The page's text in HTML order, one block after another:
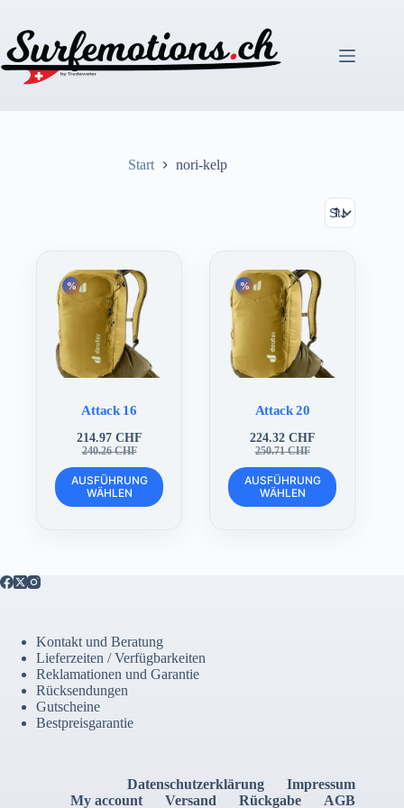
springen
Start nori-kelp
Attack 16
240.26CHF
Ursprünglicher
Preis
war:
240.26 CHF
214.97 CHF
Aktueller
Preis
ist:
214.97 CHF.
AUSFÜHRUNG
WÄHLEN
Dieses
Produkt
weist
der
Produktseite
gewählt
werden
Attack 20
250.71CHF
Ursprünglicher
Preis
war:
250.71 CHF
224.32 CHF
Aktueller
Preis
ist:
224.32 CHF.
AUSFÜHRUNG
WÄHLEN
Dieses
Produkt
weist
Kontakt und Beratung
Lieferzeiten / Verfügbarkeiten
Reklamationen und Garantie
Rücksendungen
Gutscheine
Bestpreisgarantie
Datenschutzerklärung
Impressum
My account
Versand Rückgabe AGB